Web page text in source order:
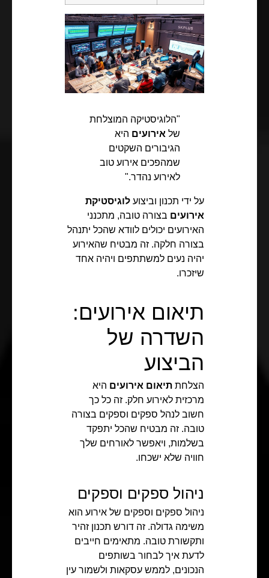
"הלוגיסטיקה המוצלחת
של אירועים היא
הגיבורים השקטים
שמהפכים אירוע טוב
לאירוע נהדר."
על ידי תכנון וביצוע לוגיסטיקת
אירועים בצורה טובה, מתכנני
האירועים יכולים לוודא שהכל יתנהל
בצורה חלקה. זה מבטיח שהאירוע
יהיה נעים למשתתפים ויהיה אחד
שיזכרו.
תיאום אירועים:
השדרה של
הביצוע
הצלחת תיאום אירועים היא
מרכזית לאירוע חלק. זה כל כך
חשוב לנהל ספקים וספקים בצורה
טובה. זה מבטיח שהכל יתפקד
בשלמות, ויאפשר לאורחים שלך
חוויה שלא ישכחו.
ניהול ספקים וספקים
ניהול ספקים וספקים של אירוע הוא
משימה גדולה. זה דורש תכנון זהיר
ותקשורת טובה. מתאימים חייבים
לדעת איך לבחור בשותפים
הנכונים, לממש עסקאות ולשמור עין